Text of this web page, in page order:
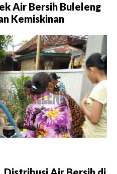
Air Bersih Buleleng
Kemiskinan